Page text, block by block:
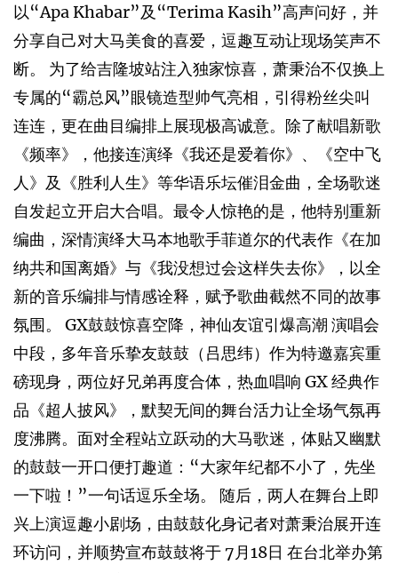
以“Apa Khabar”及“Terima Kasih”高声问好，并
分享自己对大马美食的喜爱，逗趣互动让现场笑声不
断。 为了给吉隆坡站注入独家惊喜，萧秉治不仅换上
专属的“霸总风”眼镜造型帅气亮相，引得粉丝尖叫
连连，更在曲目编排上展现极高诚意。除了献唱新歌
《频率》，他接连演绎《我还是爱着你》、《空中飞
人》及《胜利人生》等华语乐坛催泪金曲，全场歌迷
自发起立开启大合唱。最令人惊艳的是，他特别重新
编曲，深情演绎大马本地歌手菲道尔的代表作《在加
纳共和国离婚》与《我没想过会这样失去你》，以全
新的音乐编排与情感诠释，赋予歌曲截然不同的故事
氛围。 GX鼓鼓惊喜空降，神仙友谊引爆高潮 演唱会
中段，多年音乐挚友鼓鼓（吕思纬）作为特邀嘉宾重
磅现身，两位好兄弟再度合体，热血唱响 GX 经典作
品《超人披风》，默契无间的舞台活力让全场气氛再
度沸腾。面对全程站立跃动的大马歌迷，体贴又幽默
的鼓鼓一开口便打趣道：“大家年纪都不小了，先坐
一下啦！”一句话逗乐全场。 随后，两人在舞台上即
兴上演逗趣小剧场，由鼓鼓化身记者对萧秉治展开连
环访问，并顺势宣布鼓鼓将于 7月18日 在台北举办第